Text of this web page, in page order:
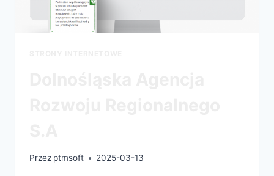
Przez ptmsoft 2025-03-13